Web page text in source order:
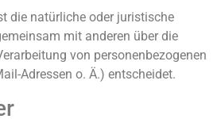
die natürliche oder juristische
mit anderen über die
von personenbezogenen
Adressen o. Ä.) entscheidet.